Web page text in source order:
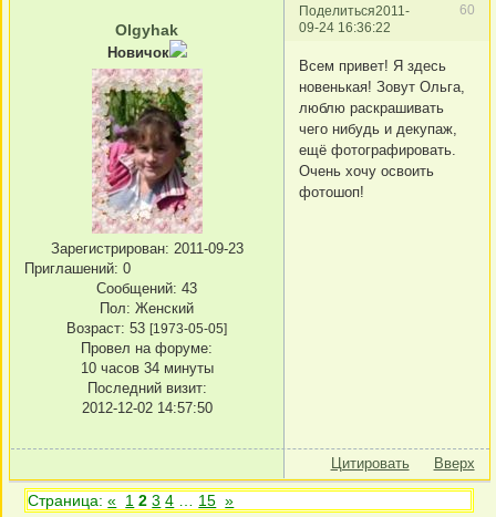
Поделиться 60
2011-
09-24 16:36:22
Olgyhak
Новичок
Зарегистрирован: 2011-09-23
Приглашений: 0
Сообщений: 43
Пол: Женский
Возраст: 53 [1973-05-05]
Провел на форуме:
10 часов 34 минуты
Последний визит:
2012-12-02 14:57:50
Всем привет! Я здесь
новенькая! Зовут Ольга,
люблю раскрашивать
чего нибудь и декупаж,
ещё фотографировать.
Очень хочу освоить
фотошоп!
Цитировать Вверх
Страница:« 1 2 3 4 … 15 »